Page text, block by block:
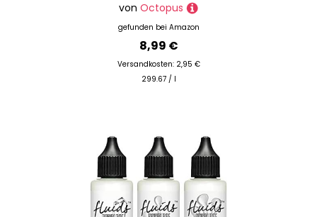
von Octopus
gefunden bei Amazon
8,99 €
Versandkosten: 2,95 €
299.67 / l